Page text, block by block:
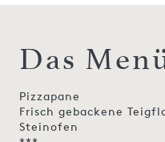
Das
Pizzapane
Frisch gebackene
Steinofen